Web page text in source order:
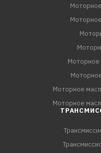
Моторное
Моторное
Моторное